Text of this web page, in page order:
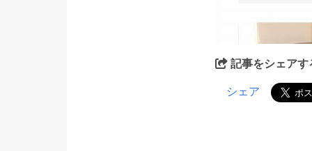
記事をシェアす
シェア